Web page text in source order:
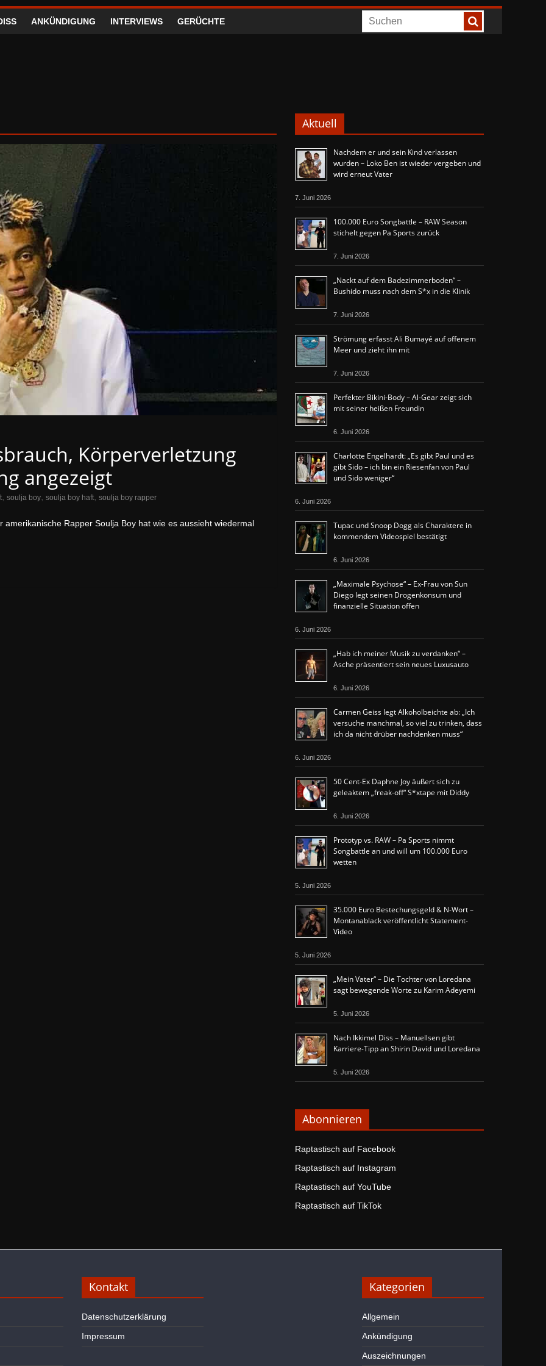
ANKÜNDIGUNG INTERVIEWS GERÜCHTE
Körperverletzung
angezeigt
, soulja boy, soulja boy haft, soulja boy rapper
Rapper Soulja Boy hat wie es aussieht wiedermal
Aktuell
Nachdem er und sein Kind verlassen
wurden – Loko Ben ist wieder vergeben und
wird erneut Vater
7. Juni 2026
100.000 Euro Songbattle – RAW Season
stichelt gegen Pa Sports zurück
7. Juni 2026
„Nackt auf dem Badezimmerboden“ –
Bushido muss nach dem S*x in die Klinik
7. Juni 2026
Strömung erfasst Ali Bumayé auf offenem
Meer und zieht ihn mit
7. Juni 2026
Perfekter Bikini-Body – Al-Gear zeigt sich
mit seiner heißen Freundin
6. Juni 2026
Charlotte Engelhardt: „Es gibt Paul und es
gibt Sido – ich bin ein Riesenfan von Paul
und Sido weniger“
6. Juni 2026
Tupac und Snoop Dogg als Charaktere in
kommendem Videospiel bestätigt
6. Juni 2026
„Maximale Psychose“ – Ex-Frau von Sun
Diego legt seinen Drogenkonsum und
finanzielle Situation offen
6. Juni 2026
„Hab ich meiner Musik zu verdanken“ –
Asche präsentiert sein neues Luxusauto
6. Juni 2026
Carmen Geiss legt Alkoholbeichte ab: „Ich
versuche manchmal, so viel zu trinken, dass
ich da nicht drüber nachdenken muss“
6. Juni 2026
50 Cent-Ex Daphne Joy äußert sich zu
geleaktem „freak-off“ S*xtape mit Diddy
6. Juni 2026
Prototyp vs. RAW – Pa Sports nimmt
Songbattle an und will um 100.000 Euro
wetten
5. Juni 2026
35.000 Euro Bestechungsgeld & N-Wort –
Montanablack veröffentlicht Statement-
Video
5. Juni 2026
„Mein Vater“ – Die Tochter von Loredana
sagt bewegende Worte zu Karim Adeyemi
5. Juni 2026
Nach Ikkimel Diss – Manuellsen gibt
Karriere-Tipp an Shirin David und Loredana
5. Juni 2026
Abonnieren
Raptastisch auf Facebook
Raptastisch auf Instagram
Raptastisch auf YouTube
Raptastisch auf TikTok
Kontakt
Datenschutzerklärung
Impressum
Kategorien
Allgemein
Ankündigung
Auszeichnungen